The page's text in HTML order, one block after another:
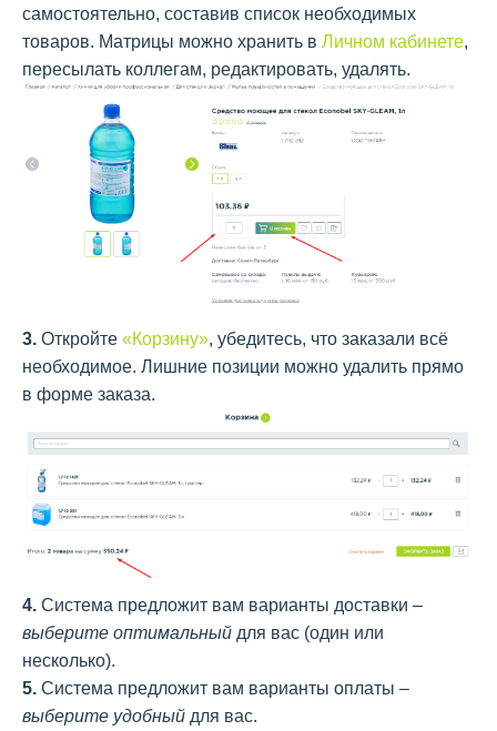
самостоятельно, составив список необходимых
товаров. Матрицы можно хранить в Личном кабинете,
пересылать коллегам, редактировать, удалять.
3. Откройте «Корзину», убедитесь, что заказали всё
необходимое. Лишние позиции можно удалить прямо
в форме заказа.
4. Система предложит вам варианты доставки –
выберите оптимальный для вас (один или
несколько).
5. Система предложит вам варианты оплаты –
выберите удобный для вас.